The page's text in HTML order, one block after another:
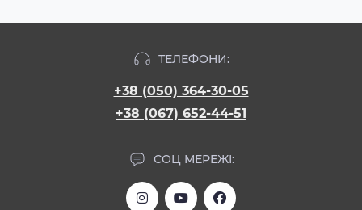
ТЕЛЕФОНИ:
+38 (050) 364-30-05
+38 (067) 652-44-51
СОЦ МЕРЕЖІ: